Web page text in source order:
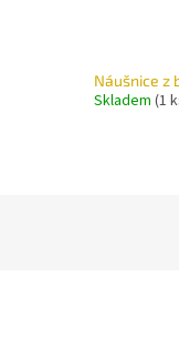
Náušnice z
Skladem (1